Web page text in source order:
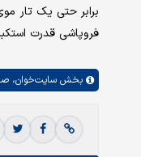
برابر حتی یک تار
فروپاشی قدرت
بخش سایت‌خوان،